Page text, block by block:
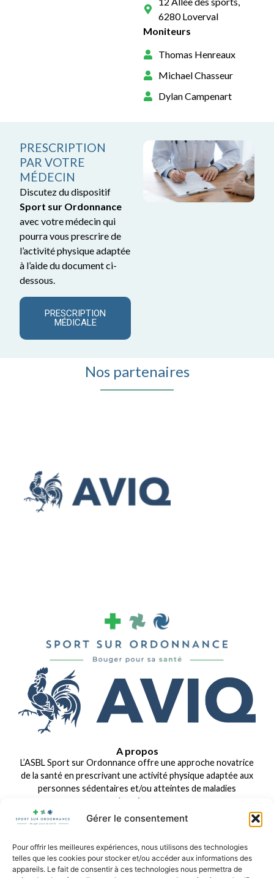
Gérer le consentement
Pour offrir les meilleures expériences, nous utilisons des technologies
telles que les cookies pour stocker et/ou accéder aux informations des
appareils. Le fait de consentir à ces technologies nous permettra de
6280 Loverval
Moniteurs
Thomas Henreaux
Michael Chasseur
Dylan Campenart
PRESCRIPTION
PAR VOTRE
MÉDECIN
Discutez du dispositif
Sport sur Ordonnance
avec votre médecin qui
pourra vous prescrire de
l’activité physique adaptée
à l’aide du document ci-
dessous.
PRESCRIPTION
MÉDICALE
Nos partenaires
A propos
L’ASBL Sport sur Ordonnance offre une approche novatrice
de la santé en prescrivant une activité physique adaptée aux
personnes sédentaires et/ou atteintes de maladies
chroniques.
Dispositifs existantsOrganisation Questions fréquentes
Espace pro